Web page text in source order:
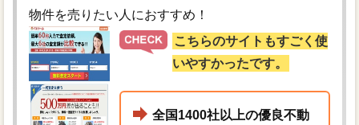
物件を売りたい人におすすめ！
こちらのサイトもすごく使
いやすかったです。
全国1400社以上の優良不動